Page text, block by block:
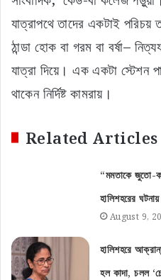
যাত্রাপথে তাদের একটাই পরিচয়
ঠান্ডা হোক বা গরম বা বর্ষা–
যাত্রা দিয়ে। এক একটা স্টেশন
থাকেন নির্দিষ্ট কামরায়।
Related Articles
“মমতাকে জুতো-
হালিশহরের
August 9,
হালিশহরে
হল কাদা, চলল